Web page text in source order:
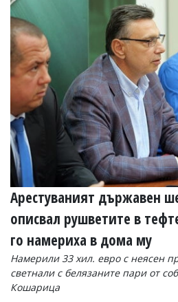
Арестуваният държавен
описвал рушветите в
го намериха в дома му
Намерили 33 хил. евро с неясен
светнали с белязаните пари от
Кошарица